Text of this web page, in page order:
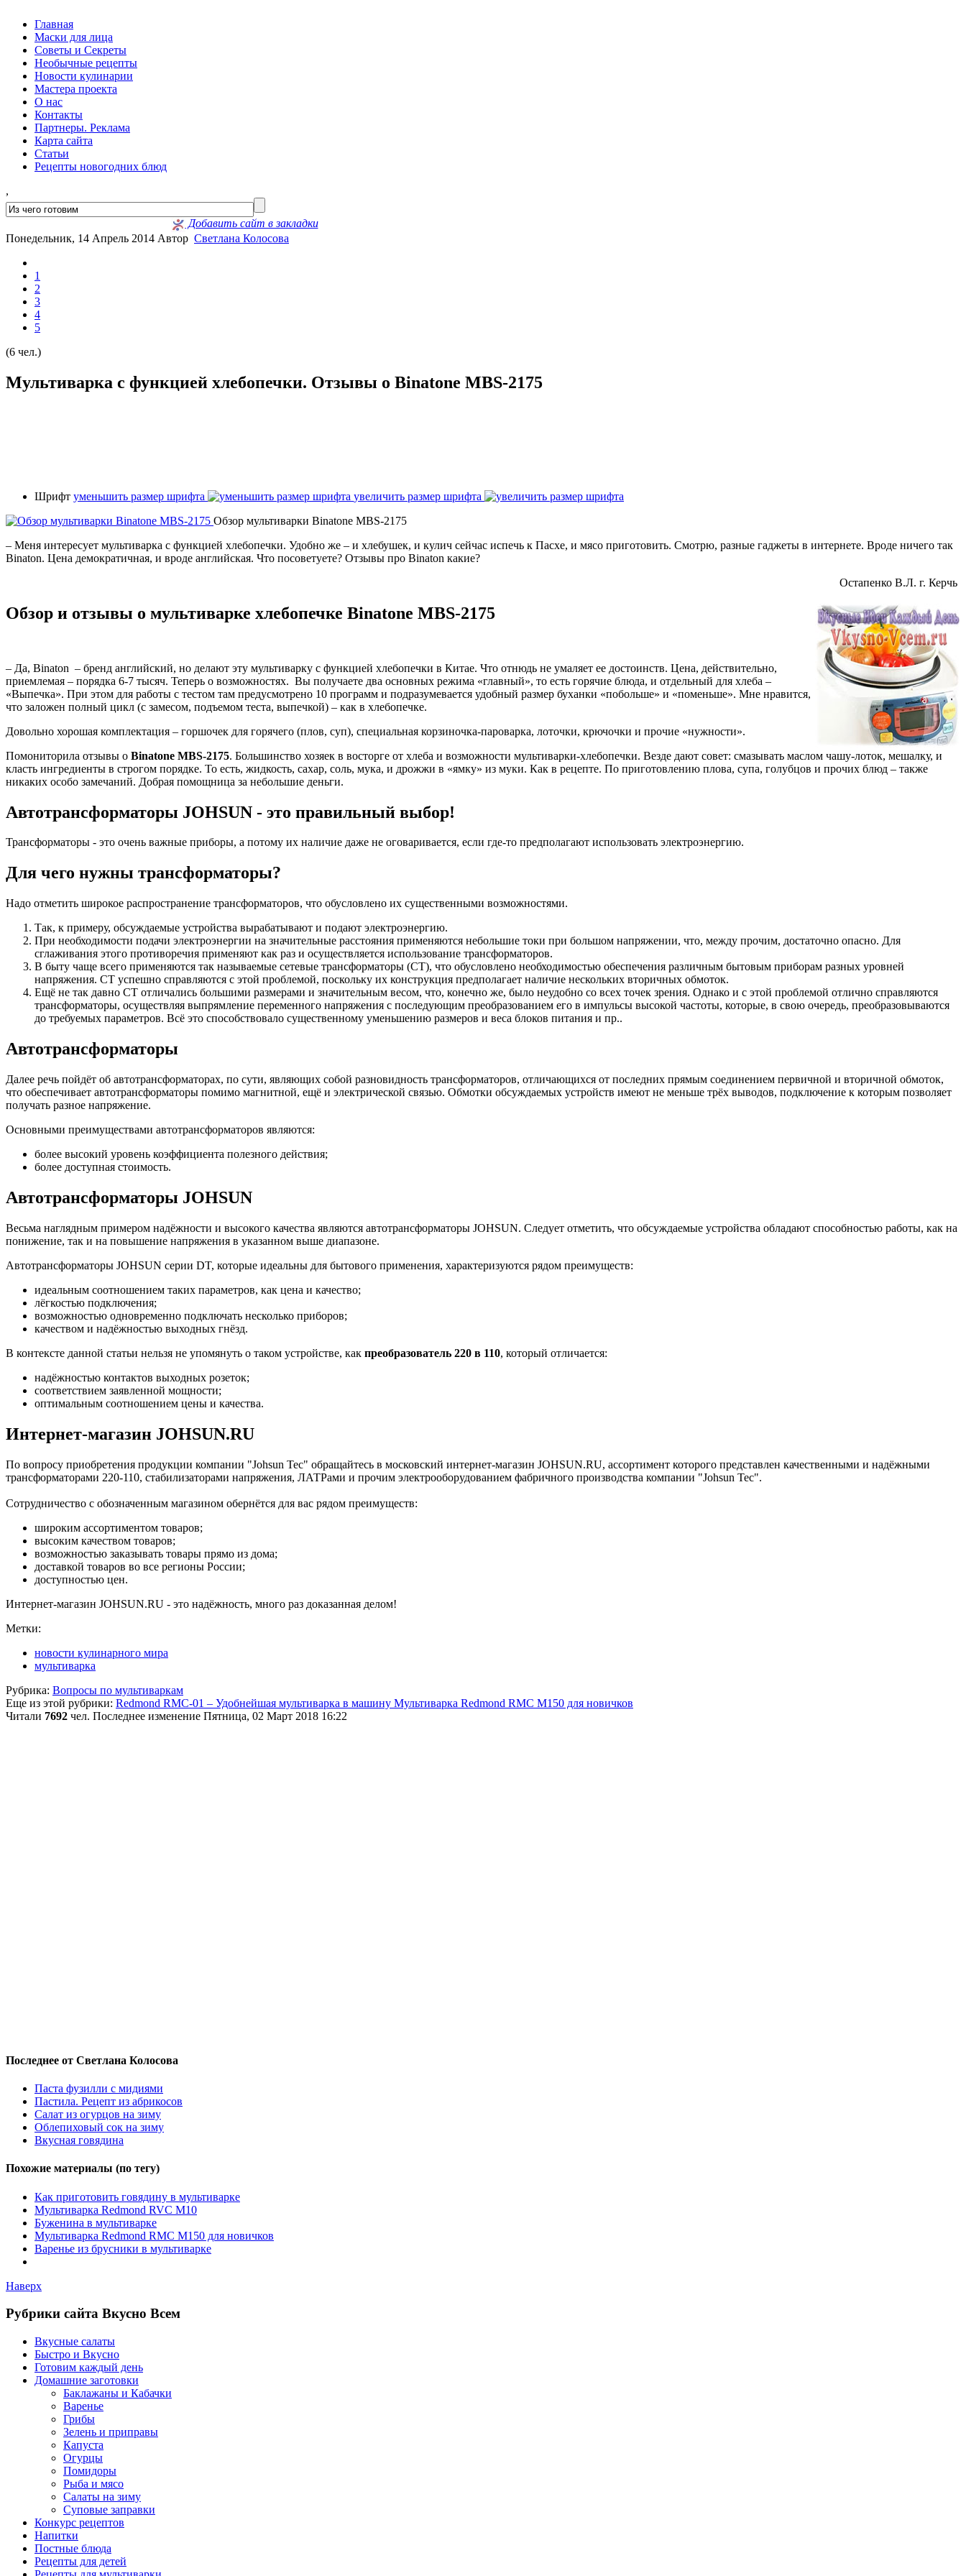
Главная
Маски для лица
Советы и Секреты
Необычные рецепты
Новости кулинарии
Мастера проекта
О нас
Контакты
Партнеры. Реклама
Карта сайта
Статьи
Рецепты новогодних блюд
,
Добавить сайт в закладки
Понедельник, 14 Апрель 2014 Автор Светлана Колосова
1
2
3
4
5
(6 чел.)
Мультиварка с функцией хлебопечки. Отзывы о Binatone MBS-2175
Шрифт уменьшить размер шрифта
увеличить размер шрифта
Обзор мультиварки Binatone MBS-2175
– Меня интересует мультиварка с функцией хлебопечки. Удобно же – и хлебушек, и кулич сейчас испечь к Пасхе, и мясо приготовить. Смотрю, разные гаджеты в интернете. Вроде ничего так
Binaton. Цена демократичная, и вроде английская. Что посоветуете? Отзывы про Binaton какие?
Остапенко В.Л. г. Керчь
Обзор и отзывы о мультиварке хлебопечке Binatone MBS-2175
– Да, Binaton – бренд английский, но делают эту мультиварку с функцией хлебопечки в Китае. Что отнюдь не умаляет ее достоинств. Цена, действительно,
приемлемая – порядка 6-7 тысяч. Теперь о возможностях. Вы получаете два основных режима «главный», то есть горячие блюда, и отдельный для хлеба –
«Выпечка». При этом для работы с тестом там предусмотрено 10 программ и подразумевается удобный размер буханки «побольше» и «поменьше». Мне нравится,
что заложен полный цикл (с замесом, подъемом теста, выпечкой) – как в хлебопечке.
Довольно хорошая комплектация – горшочек для горячего (плов, суп), специальная корзиночка-пароварка, лоточки, крючочки и прочие «нужности».
Помониторила отзывы о Binatone MBS-2175. Большинство хозяек в восторге от хлеба и возможности мультиварки-хлебопечки. Везде дают совет: смазывать маслом чашу-лоток, мешалку, и
класть ингредиенты в строгом порядке. То есть, жидкость, сахар, соль, мука, и дрожжи в «ямку» из муки. Как в рецепте. По приготовлению плова, супа, голубцов и прочих блюд – также
никаких особо замечаний. Добрая помощница за небольшие деньги.
Автотрансформаторы JOHSUN - это правильный выбор!
Трансформаторы - это очень важные приборы, а потому их наличие даже не оговаривается, если где-то предполагают использовать электроэнергию.
Для чего нужны трансформаторы?
Надо отметить широкое распространение трансформаторов, что обусловлено их существенными возможностями.
Так, к примеру, обсуждаемые устройства вырабатывают и подают электроэнергию.
При необходимости подачи электроэнергии на значительные расстояния применяются небольшие токи при большом напряжении, что, между прочим, достаточно опасно. Для
сглаживания этого противоречия применяют как раз и осуществляется использование трансформаторов.
В быту чаще всего применяются так называемые сетевые трансформаторы (СТ), что обусловлено необходимостью обеспечения различным бытовым приборам разных уровней
напряжения. СТ успешно справляются с этой проблемой, поскольку их конструкция предполагает наличие нескольких вторичных обмоток.
Ещё не так давно СТ отличались большими размерами и значительным весом, что, конечно же, было неудобно со всех точек зрения. Однако и с этой проблемой отлично справляются
трансформаторы, осуществляя выпрямление переменного напряжения с последующим преобразованием его в импульсы высокой частоты, которые, в свою очередь, преобразовываются
до требуемых параметров. Всё это способствовало существенному уменьшению размеров и веса блоков питания и пр..
Автотрансформаторы
Далее речь пойдёт об автотрансформаторах, по сути, являющих собой разновидность трансформаторов, отличающихся от последних прямым соединением первичной и вторичной обмоток,
что обеспечивает автотрансформаторы помимо магнитной, ещё и электрической связью. Обмотки обсуждаемых устройств имеют не меньше трёх выводов, подключение к которым позволяет
получать разное напряжение.
Основными преимуществами автотрансформаторов являются:
более высокий уровень коэффициента полезного действия;
более доступная стоимость.
Автотрансформаторы JOHSUN
Весьма наглядным примером надёжности и высокого качества являются автотрансформаторы JOHSUN. Следует отметить, что обсуждаемые устройства обладают способностью работы, как на
понижение, так и на повышение напряжения в указанном выше диапазоне.
Автотрансформаторы JOHSUN серии DT, которые идеальны для бытового применения, характеризуются рядом преимуществ:
идеальным соотношением таких параметров, как цена и качество;
лёгкостью подключения;
возможностью одновременно подключать несколько приборов;
качеством и надёжностью выходных гнёзд.
В контексте данной статьи нельзя не упомянуть о таком устройстве, как преобразователь 220 в 110, который отличается:
надёжностью контактов выходных розеток;
соответствием заявленной мощности;
оптимальным соотношением цены и качества.
Интернет-магазин JOHSUN.RU
По вопросу приобретения продукции компании "Johsun Tec" обращайтесь в московский интернет-магазин JOHSUN.RU, ассортимент которого представлен качественными и надёжными
трансформаторами 220-110, стабилизаторами напряжения, ЛАТРами и прочим электрооборудованием фабричного производства компании "Johsun Tec".
Сотрудничество с обозначенным магазином обернётся для вас рядом преимуществ:
широким ассортиментом товаров;
высоким качеством товаров;
возможностью заказывать товары прямо из дома;
доставкой товаров во все регионы России;
доступностью цен.
Интернет-магазин JOHSUN.RU - это надёжность, много раз доказанная делом!
Метки:
новости кулинарного мира
мультиварка
Рубрика: Вопросы по мультиваркам
Еще из этой рубрики: Redmond RMC-01 – Удобнейшая мультиварка в машину Мультиварка Redmond RMC M150 для новичков
Читали 7692 чел. Последнее изменение Пятница, 02 Март 2018 16:22
Последнее от Светлана Колосова
Паста фузилли с мидиями
Пастила. Рецепт из абрикосов
Салат из огурцов на зиму
Облепиховый сок на зиму
Вкусная говядина
Похожие материалы (по тегу)
Как приготовить говядину в мультиварке
Мультиварка Redmond RVC M10
Буженина в мультиварке
Мультиварка Redmond RMC M150 для новичков
Варенье из брусники в мультиварке
Наверх
Рубрики сайта Вкусно Всем
Вкусные салаты
Быстро и Вкусно
Готовим каждый день
Домашние заготовки
Баклажаны и Кабачки
Варенье
Грибы
Зелень и приправы
Капуста
Огурцы
Помидоры
Рыба и мясо
Салаты на зиму
Суповые заправки
Конкурс рецептов
Напитки
Постные блюда
Рецепты для детей